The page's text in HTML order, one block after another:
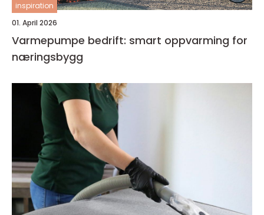
inspiration
01. April 2026
Varmepumpe bedrift: smart oppvarming for
næringsbygg